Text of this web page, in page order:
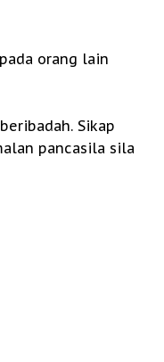
orang lain
Sikap
pancasila sila